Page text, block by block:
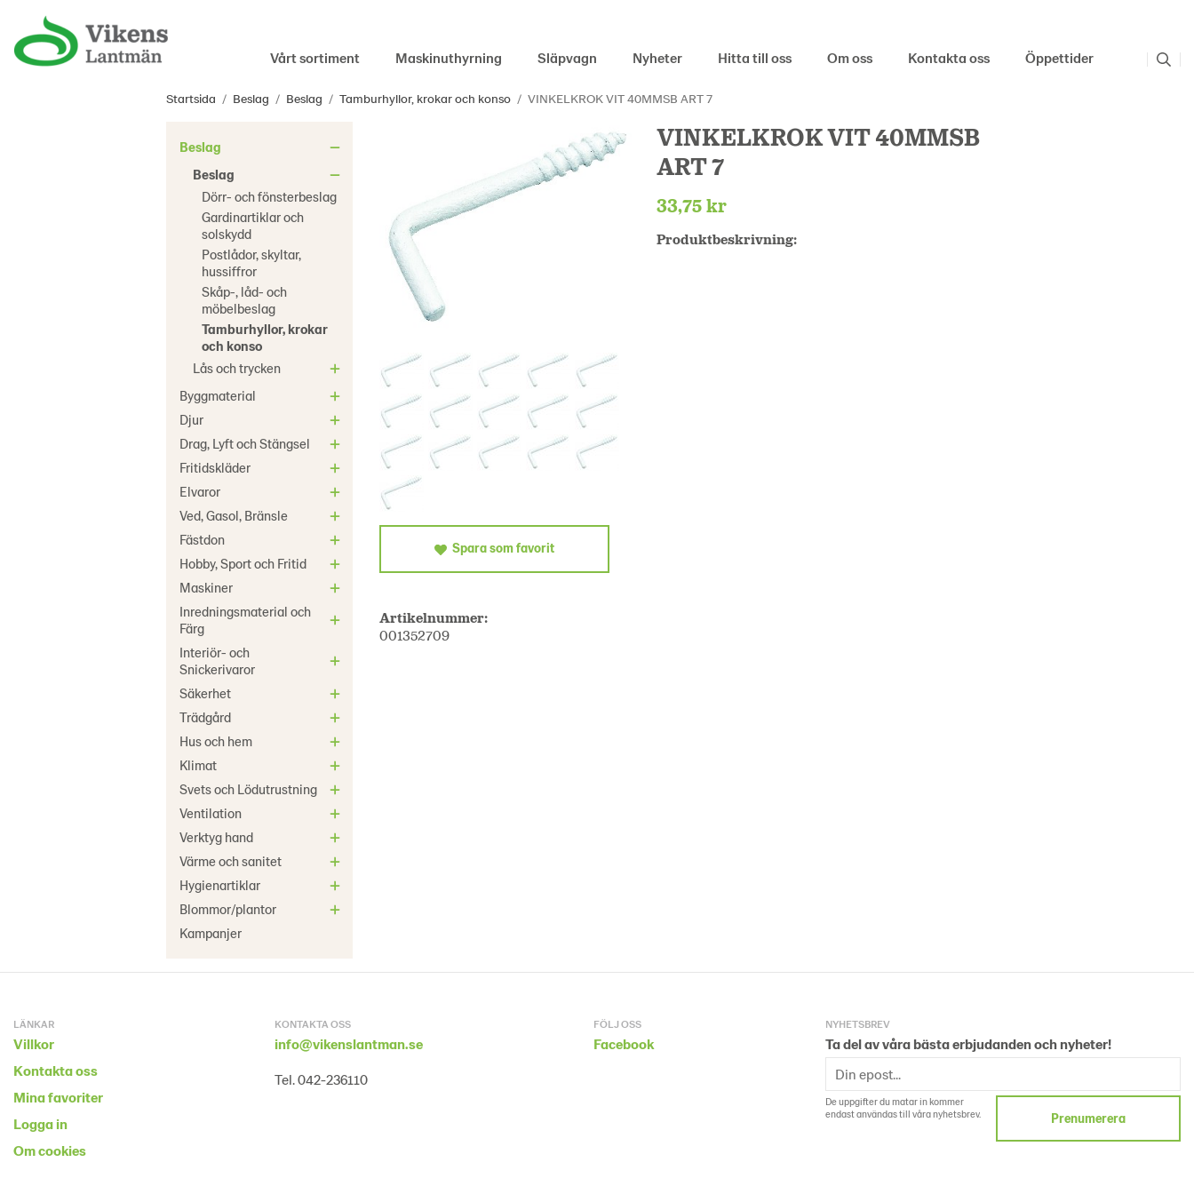
Vårt sortiment Maskinuthyrning Släpvagn Nyheter Hitta till oss Om oss Kontakta oss Öppettider
Startsida / Beslag / Beslag / Tamburhyllor, krokar och konso / VINKELKROK VIT 40MMSB ART 7
Beslag
Beslag
Dörr- och fönsterbeslag
Gardinartiklar och
solskydd
Postlådor, skyltar,
hussiffror
Skåp-, låd- och
möbelbeslag
Tamburhyllor, krokar
och konso
Lås och trycken
Byggmaterial
Djur
Drag, Lyft och Stängsel
Fritidskläder
Elvaror
Ved, Gasol, Bränsle
Fästdon
Hobby, Sport och Fritid
Maskiner
Inredningsmaterial och
Färg
Interiör- och
Snickerivaror
Säkerhet
Trädgård
Hus och hem
Klimat
Svets och Lödutrustning
Ventilation
Verktyg hand
Värme och sanitet
Hygienartiklar
Blommor/plantor
Kampanjer
VINKELKROK VIT 40MMSB
ART 7
33,75 kr
Produktbeskrivning:
Spara som favorit
Artikelnummer:
001352709
LÄNKAR
Villkor
Kontakta oss
Mina favoriter
Logga in
Om cookies
KONTAKTA OSS
info@vikenslantman.se
Tel. 042-236110
FÖLJ OSS
Facebook
NYHETSBREV
Ta del av våra bästa erbjudanden och nyheter!
De uppgifter du matar in kommer
endast användas till våra nyhetsbrev.
Prenumerera